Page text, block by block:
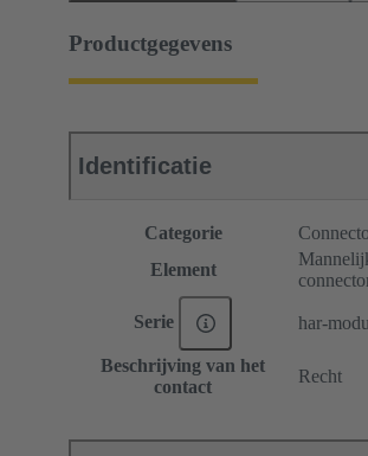
Productgegevens
Identificatie
Categorie
Element
Serie har-
Beschrijving van het
contact
Recht